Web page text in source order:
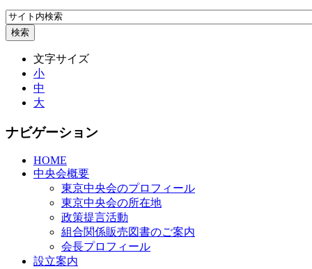
文字サイズ
小
中
大
ナビゲーション
HOME
中央会概要
東京中央会のプロフィール
東京中央会の所在地
政策提言活動
組合関係販売図書のご案内
会長プロフィール
設立案内